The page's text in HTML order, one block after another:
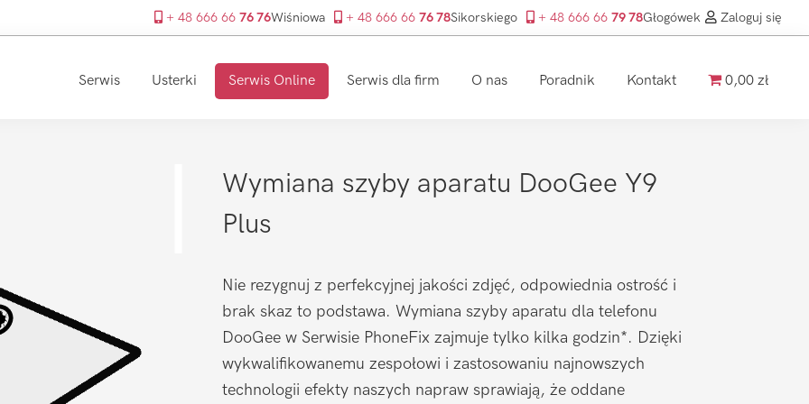
+ 48 666 66 76 76Wiśniowa + 48 666 66 76 78Sikorskiego + 48 666 66 79 78Głogówek Zaloguj się
Serwis Usterki Serwis Online Serwis dla firm O nas Poradnik Kontakt 0,00 zł
Wymiana szyby aparatu DooGee Y9
Plus
Nie rezygnuj z perfekcyjnej jakości zdjęć, odpowiednia ostrość i
brak skaz to podstawa. Wymiana szyby aparatu dla telefonu
DooGee w Serwisie PhoneFix zajmuje tylko kilka godzin*. Dzięki
wykwalifikowanemu zespołowi i zastosowaniu najnowszych
technologii efekty naszych napraw sprawiają, że oddane